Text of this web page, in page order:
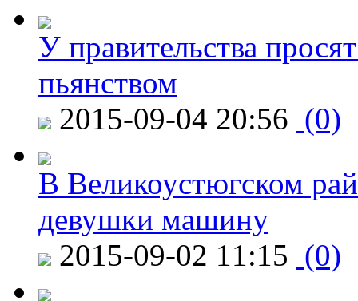
У правительства
пьянством
2015-09-04 20:56 (0)
В Великоустюгском
девушки машину
2015-09-02 11:15 (0)